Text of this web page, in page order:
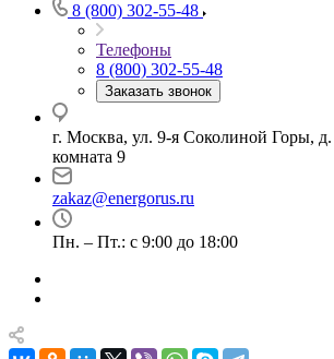
8 (800) 302-55-48
Телефоны
8 (800) 302-55-48
Заказать звонок
г. Москва, ул. 9-я Соколиной Горы,
комната 9
zakaz@energorus.ru
Пн. – Пт.: с 9:00 до 18:00